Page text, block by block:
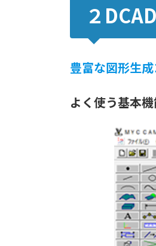
２DCAD
豊富な図形生
よく使う基本